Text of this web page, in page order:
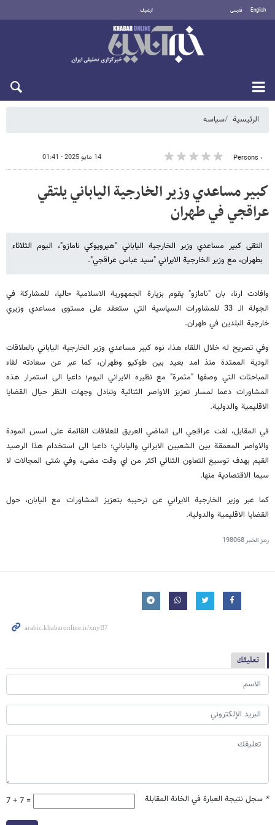
English فارسی أرشيف
الرئيسية سیاسه
٠ Persons 14 مايو 2025 - 01:41
كبير مساعدي وزير الخارجية الياباني يلتقي
عراقجي في طهران
التقى كبير مساعدي وزير الخارجية الياباني "هيرويوكي نامازو"، اليوم الثلاثاء
بطهران، مع وزير الخارجية الايراني "سيد عباس عراقجي".
وافادت ارنا، بان "نامازو" يقوم بزيارة الجمهورية الاسلامية حاليا، للمشاركة في
الجولة الـ 33 للمشاورات السياسية التي ستعقد على مستوى مساعدي وزيري
خارجية البلدين في طهران.
وفي تصريح له خلال اللقاء هذا، نوه كبير مساعدي وزير الخارجية الياباني بالعلاقات
الودية الممتدة منذ امد بعيد بين طوكيو وطهران، كما عبر عن سعادته لقاء
المباحثات التي وصفها "مثمرة" مع نظيره الايراني اليوم؛ داعيا الى استمرار هذه
المشاورات دعما لمسار تعزيز الاواصر الثنائية وتبادل وجهات النظر حيال القضايا
الاقليمية والدولية.
في المقابل، لفت عراقجي الى الماضي العريق للعلاقات القائمة على اسس المودة
والاواصر المعمقة بين الشعبين الايراني والياباني؛ داعيا الى استخدام هذا الرصيد
القيم بهدف توسيع التعاون الثنائي اكثر من اي وقت مضى، وفي شتى المجالات لا
سيما الاقتصادية منها.
كما عبر وزير الخارجية الايراني عن ترحيبه بتعزيز المشاورات مع اليابان، حول
القضايا الاقليمية والدولية.
رمز الخبر198068
تعليقك
* سجل نتيجة العبارة في الخانة المقابلة 7 + 7 =